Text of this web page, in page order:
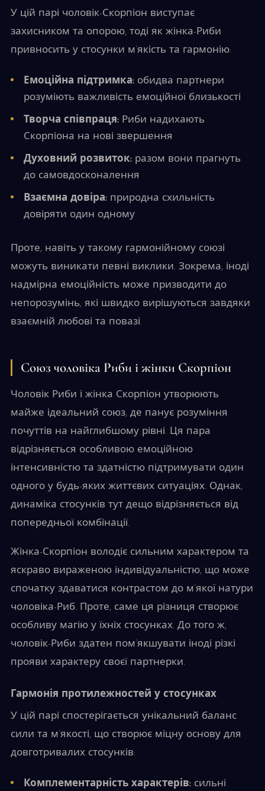
У цій парі чоловік-Скорпіон виступає
захисником та опорою, тоді як жінка-Риби
привносить у стосунки м’якість та гармонію:
Емоційна підтримка:обидва партнери
розуміють важливість емоційної близькості
Творча співпраця:Риби надихають
Скорпіона на нові звершення
Духовний розвиток:разом вони прагнуть
до самовдосконалення
Взаємна довіра:природна схильність
довіряти один одному
Проте, навіть у такому гармонійному союзі
можуть виникати певні виклики. Зокрема, іноді
надмірна емоційність може призводити до
непорозумінь, які швидко вирішуються завдяки
взаємній любові та повазі.
Союз чоловіка Риби і жінки Скорпіон
Чоловік Риби і жінка Скорпіон утворюють
майже ідеальний союз, де панує розуміння
почуттів на найглибшому рівні. Ця пара
відрізняється особливою емоційною
інтенсивністю та здатністю підтримувати один
одного у будь-яких життєвих ситуаціях. Однак,
динаміка стосунків тут дещо відрізняється від
попередньої комбінації.
Жінка-Скорпіон володіє сильним характером та
яскраво вираженою індивідуальністю, що може
спочатку здаватися контрастом до м’якої натури
чоловіка-Риб. Проте, саме ця різниця створює
особливу магію у їхніх стосунках. До того ж,
чоловік-Риби здатен пом’якшувати іноді різкі
прояви характеру своєї партнерки.
Гармонія протилежностей у стосунках
У цій парі спостерігається унікальний баланс
сили та м’якості, що створює міцну основу для
довготривалих стосунків:
Комплементарність характерів:сильні